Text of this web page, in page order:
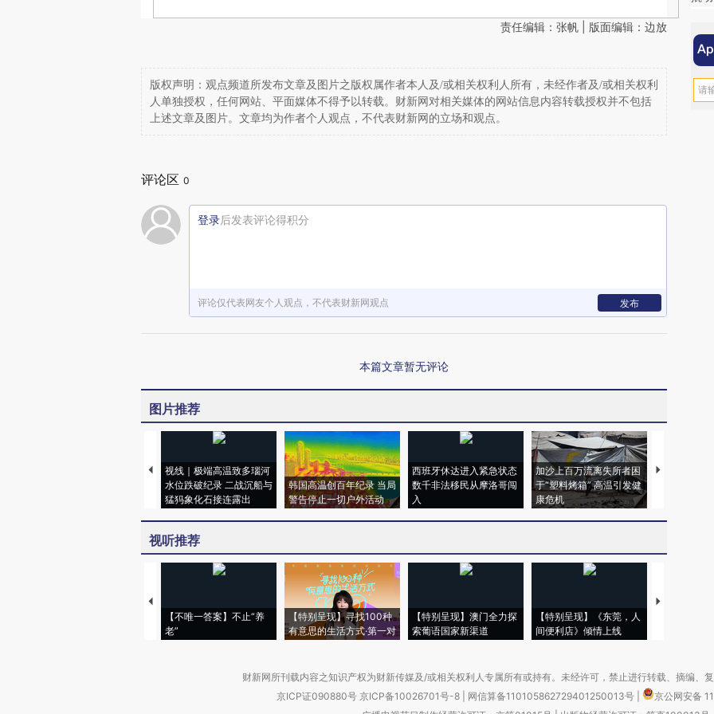
责任编辑：张帆 | 版面编辑：边放
版权声明：观点频道所发布文章及图片之版权属作者本人及/或相关权利人所有，未经作者及/或相关权利
人单独授权，任何网站、平面媒体不得予以转载。财新网对相关媒体的网站信息内容转载授权并不包括
上述文章及图片。文章均为作者个人观点，不代表财新网的立场和观点。
评论区 0
登录后发表评论得积分
评论仅代表网友个人观点，不代表财新网观点 发布
本篇文章暂无评论
图片推荐
视线｜极端高温致多瑙河
水位跌破纪录 二战沉船与
猛犸象化石接连露出
韩国高温创百年纪录 当局
警告停止一切户外活动
西班牙休达进入紧急状态
数千非法移民从摩洛哥闯
入
加沙上百万流离失所者困
于“塑料烤箱” 高温引发健
康危机
视线｜
视听推荐
【不唯一答案】不止“养
老”
【特别呈现】寻找100种
有意思的生活方式·第一对
【特别呈现】澳门全力探
索葡语国家新渠道
【特别呈现】《东莞，人
间便利店》倾情上线
【推广】走
财新网所刊载内容之知识产权为财新传媒及/或相关权利人专属所有或持有。未经许可，禁止进行转载、摘编、
京ICP证090880号 京ICP备10026701号-8 网信算备110105862729401250013号
京公网安备